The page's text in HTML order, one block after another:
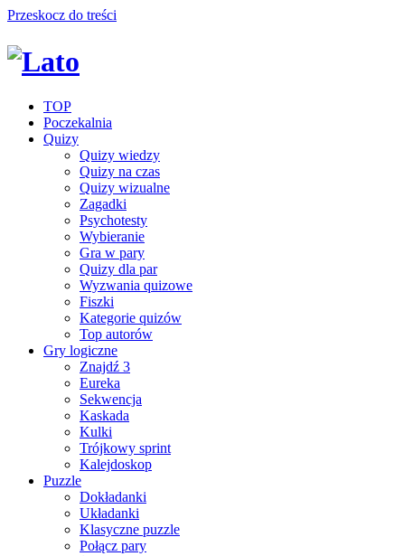
Przeskocz do treści
TOP
Poczekalnia
Quizy
Quizy wiedzy
Quizy na czas
Quizy wizualne
Zagadki
Psychotesty
Wybieranie
Gra w pary
Quizy dla par
Wyzwania quizowe
Fiszki
Kategorie quizów
Top autorów
Gry logiczne
Znajdź 3
Eureka
Sekwencja
Kaskada
Kulki
Trójkowy sprint
Kalejdoskop
Puzzle
Dokładanki
Układanki
Klasyczne puzzle
Połącz pary